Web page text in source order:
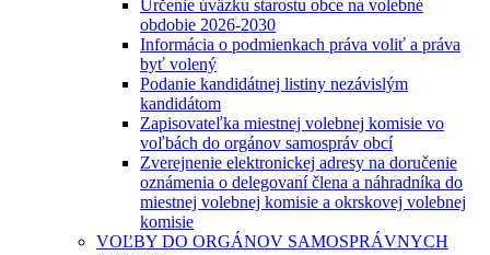
Určenie úväzku starostu obce na volebné
obdobie 2026-2030
Informácia o podmienkach práva voliť a práva
byť volený
Podanie kandidátnej listiny nezávislým
kandidátom
Zapisovateľka miestnej volebnej komisie vo
voľbách do orgánov samospráv obcí
Zverejnenie elektronickej adresy na doručenie
oznámenia o delegovaní člena a náhradníka do
miestnej volebnej komisie a okrskovej volebnej
komisie
VOĽBY DO ORGÁNOV SAMOSPRÁVNYCH